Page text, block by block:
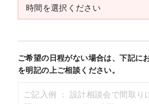
ご希望の日程がない場合は、下記に
を明記の上ご相談ください。